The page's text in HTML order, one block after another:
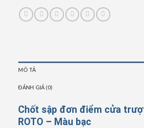
MÔ TẢ
ĐÁNH GIÁ (0)
Chốt sập đơn điểm cửa
ROTO – Màu bạc